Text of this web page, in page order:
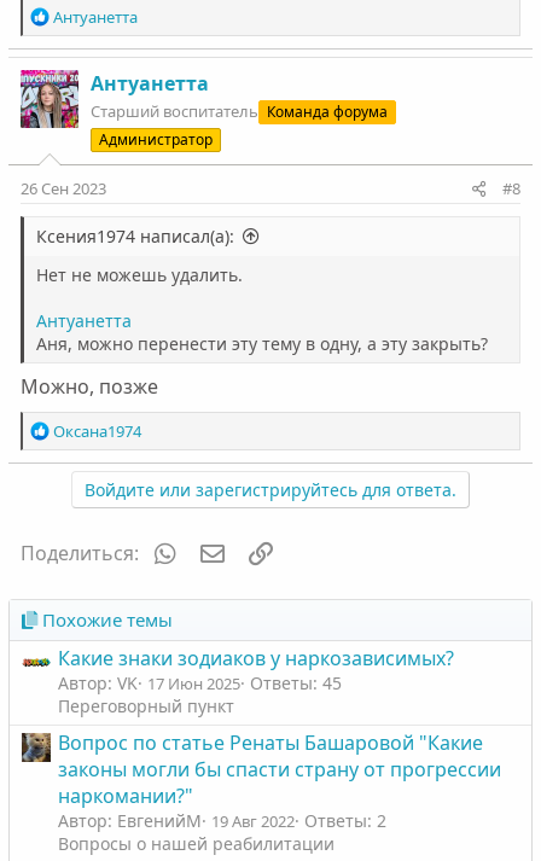
Р
е
а
к
ц
и
Антуанетта
Антуанетта
Старший воспитатель Команда форума
Администратор
26 Сен 2023 #8
Ксения1974 написал(а):
Нет не можешь удалить.
Антуанетта
Аня, можно перенести эту тему в одну, а эту закрыть?
Можно, позже
Р
е
и
Оксана1974
Войдите или зарегистрируйтесь для ответа.
Поделиться: WhatsAppЭлектронная почта
Похожие темы
Какие знаки зодиаков у наркозависимых?
Автор: VK 17 Июн 2025 Ответы: 45
Переговорный пункт
Вопрос по статье Ренаты Башаровой "Какие
законы могли бы спасти страну от прогрессии
наркомании?"
Автор: ЕвгенийM 19 Авг 2022 Ответы: 2
Вопросы о нашей реабилитации